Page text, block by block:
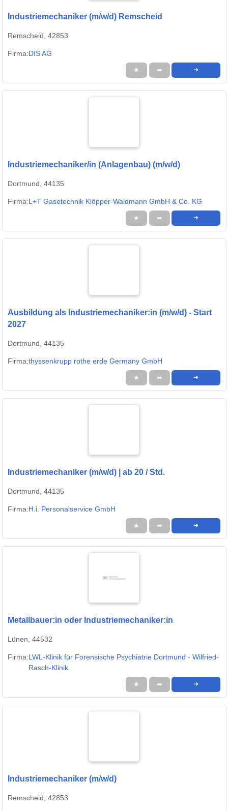
Industriemechaniker (m/w/d) Remscheid
Remscheid, 42853
Firma:DIS AG
★ ➦ ➜
Industriemechaniker/in (Anlagenbau) (m/w/d)
Dortmund, 44135
Firma:L+T Gasetechnik Klöpper-Waldmann GmbH & Co. KG
★ ➦ ➜
Ausbildung als Industriemechaniker:in (m/w/d) - Start
2027
Dortmund, 44135
Firma:thyssenkrupp rothe erde Germany GmbH
★ ➦ ➜
Industriemechaniker (m/w/d) | ab 20 / Std.
Dortmund, 44135
Firma:H.i. Personalservice GmbH
★ ➦ ➜
Metallbauer:in oder Industriemechaniker:in
Lünen, 44532
Firma:LWL-Klinik für Forensische Psychiatrie Dortmund - Wilfried-
Rasch-Klinik
★ ➦ ➜
Industriemechaniker (m/w/d)
Remscheid, 42853